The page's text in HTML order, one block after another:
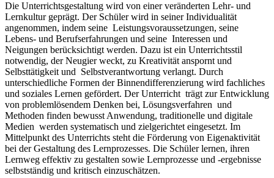
Die Unterrichtsgestaltung wird von einer veränderten Lehr- und
Lernkultur geprägt. Der Schüler wird in seiner Individualität
angenommen, indem seine Leistungsvoraussetzungen, seine
Lebens- und Berufserfahrungen und seine Interessen und
Neigungen berücksichtigt werden. Dazu ist ein Unterrichtsstil
notwendig, der Neugier weckt, zu Kreativität anspornt und
Selbsttätigkeit und Selbstverantwortung verlangt. Durch
unterschiedliche Formen der Binnendifferenzierung wird fachliches
und soziales Lernen gefördert. Der Unterricht trägt zur Entwicklung
von problemlösendem Denken bei, Lösungsverfahren und
Methoden finden bewusst Anwendung, traditionelle und digitale
Medien werden systematisch und zielgerichtet eingesetzt. Im
Mittelpunkt des Unterrichts steht die Förderung von Eigenaktivität
bei der Gestaltung des Lernprozesses. Die Schüler lernen, ihren
Lernweg effektiv zu gestalten sowie Lernprozesse und -ergebnisse
selbstständig und kritisch einzuschätzen.